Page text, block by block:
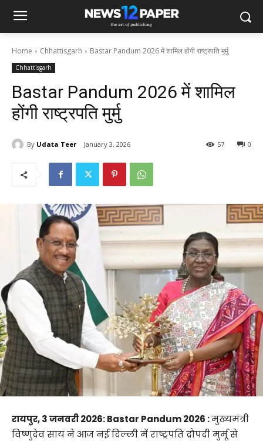
Home Chhattisgarh Bastar Pandum 2026 में शामिल होंगी राष्ट्रपति मुर्मु
Chhattisgarh
Bastar Pandum 2026 में शामिल
होंगी राष्ट्रपति मुर्मु
By Udata Teer January 3, 2026 0
57
रायपुर, 3 जनवरी 2026: Bastar Pandum 2026 :मुख्यमंत्री
विष्णुदेव साय ने आज नई दिल्ली में राष्ट्रपति द्रौपदी मुर्मू से